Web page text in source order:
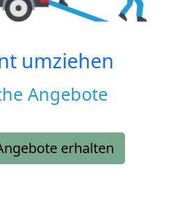
umziehen
Angebote
erhalten